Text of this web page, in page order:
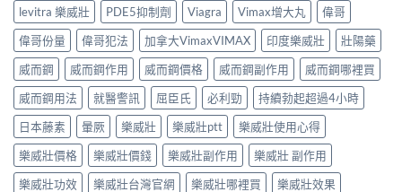
levitra 樂威壯 PDE5抑制劑 Viagra Vimax增大丸
偉哥
偉哥份量
偉哥犯法 加拿大VimaxVIMAX 印度樂威壯
壯陽藥
威而鋼
威而鋼作用 威而鋼價格 威而鋼副作用
威而鋼哪裡買
威而鋼用法
就醫警訊 屈臣氏 必利勁
持續勃起超過4小時
日本藤素
暈厥 樂威壯 樂威壯ptt
樂威壯使用心得
樂威壯價格
樂威壯價錢 樂威壯副作用
樂威壯 副作用
樂威壯功效
樂威壯台灣官網 樂威壯哪裡買
樂威壯效果